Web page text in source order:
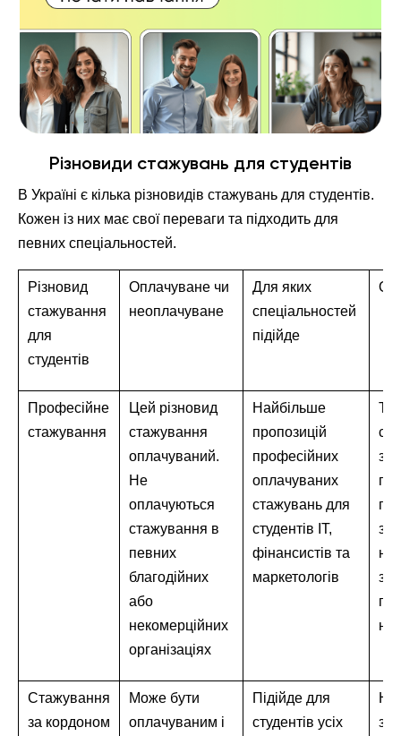
Різновиди стажувань для студентів
В Україні є кілька різновидів стажувань для студентів.
Кожен із них має свої переваги та підходить для
певних спеціальностей.
Різновид
стажування
для
студентів
Оплачуване чи
неоплачуване
Для яких
спеціальностей
підійде
Професійне
стажування
Цей різновид
стажування
оплачуваний.
Не
оплачуються
стажування в
певних
благодійних
або
некомерційних
організаціях
Найбільше
пропозицій
професійних
оплачуваних
стажувань для
студентів IT,
фінансистів та
маркетологів
не
Стажування
за кордоном
Може бути
оплачуваним і
Підійде для
студентів усіх